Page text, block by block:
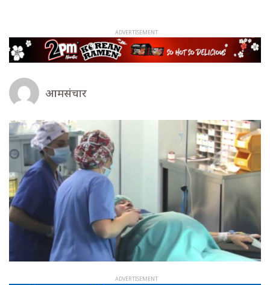
आमसंचार